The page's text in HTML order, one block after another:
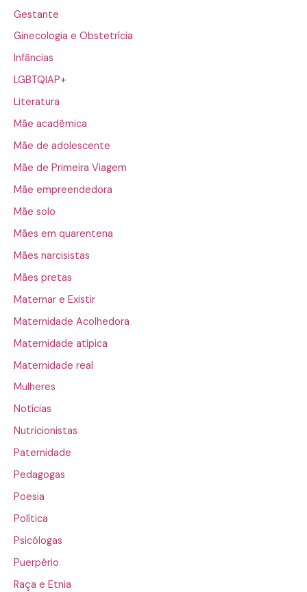
Gestante
Ginecologia e Obstetrícia
Infâncias
LGBTQIAP+
Literatura
Mãe acadêmica
Mãe de adolescente
Mãe de Primeira Viagem
Mãe empreendedora
Mãe solo
Mães em quarentena
Mães narcisistas
Mães pretas
Maternar e Existir
Maternidade Acolhedora
Maternidade atípica
Maternidade real
Mulheres
Notícias
Nutricionistas
Paternidade
Pedagogas
Poesia
Política
Psicólogas
Puerpério
Raça e Etnia